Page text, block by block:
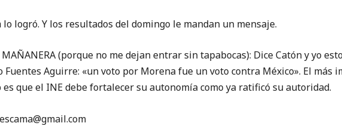
Y los resultados del domingo le mandan un mensaje.
MAÑANERA (porque no me dejan entrar sin tapabocas): Dice Catón y yo
Fuentes Aguirre: «un voto por Morena fue un voto contra México». El más
es que el INE debe fortalecer su autonomía como ya ratificó su autoridad.